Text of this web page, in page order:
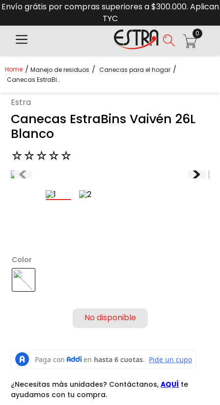
Envío grátis por compras superiores a $300.000. Aplican
TYC
0
Manejo de residuos
Canecas para el hogar
Canecas EstraBins Vaivén 26L Blanco
estra
Canecas EstraBins Vaivén 26L
Blanco
☆☆☆☆☆
Color
¿Necesitas más unidades? Contáctanos,AQUÍ te
ayudamos con tu compra.